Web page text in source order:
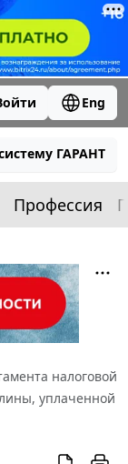
Eng
ГАРАНТ
Профессия
налоговой
уплаченной